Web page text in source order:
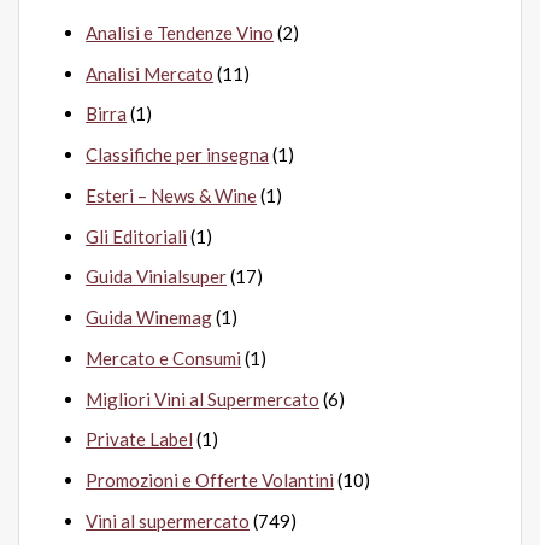
Analisi e Tendenze Vino (2)
Analisi Mercato (11)
Birra (1)
Classifiche per insegna (1)
Esteri – News & Wine(1)
Gli Editoriali (1)
Guida Vinialsuper(17)
Guida Winemag(1)
Mercato e Consumi (1)
Migliori Vini al Supermercato (6)
Private Label (1)
Promozioni e Offerte Volantini (10)
Vini al supermercato (749)